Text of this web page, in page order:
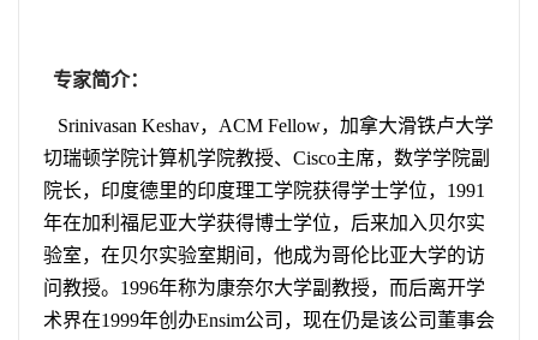
专家简介：
Srinivasan Keshav， ACM Fellow， 加拿大滑铁卢大学
切瑞顿学院计算机学院教授、 Cisco主席，数学学院副
院长，印度德里的印度理工学院获得学士学位， 1991
年在加利福尼亚大学获得博士学位，后来加入贝尔实
验室，在贝尔实验室期间，他成为哥伦比亚大学的访
问教授。 1996年称为康奈尔大学副教授，而后离开学
术界在1999年创办Ensim公司，现在仍是该公司董事会